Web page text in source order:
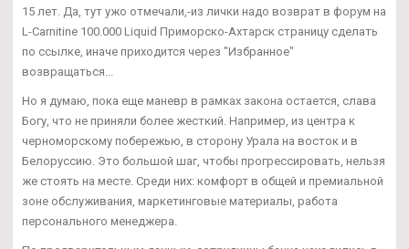
15 лет. Да, тут ужо отмечали,-из лички надо возврат в форум на
L-Carnitine 100.000 Liquid Приморско-Ахтарск страницу сделать
по ссылке, иначе приходится через "Избранное"
возвращаться...
Но я думаю, пока еще маневр в рамках закона остается, слава
Богу, что не приняли более жесткий. Например, из центра к
черноморскому побережью, в сторону Урала на восток и в
Белоруссию. Это большой шаг, чтобы прогрессировать, нельзя
же стоять на месте. Среди них: комфорт в общей и премиальной
зоне обслуживания, маркетинговые материалы, работа
персонального менеджера.